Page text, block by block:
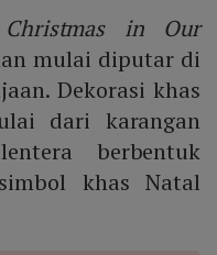
Christmas in Our
mulai diputar di
Dekorasi khas
dari karangan
berbentuk
khas Natal